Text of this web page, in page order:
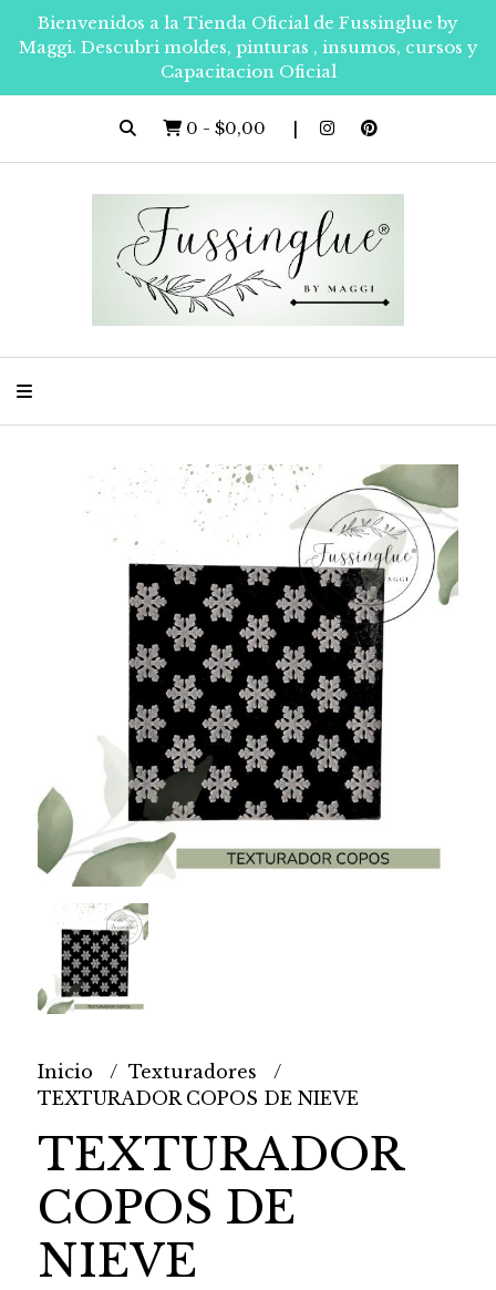
Bienvenidos a la Tienda Oficial de Fussinglue by
Maggi. Descubri moldes, pinturas , insumos, cursos y
Capacitacion Oficial
0 - $0,00
Inicio
Texturadores
TEXTURADOR COPOS DE NIEVE
TEXTURADOR
COPOS DE
NIEVE